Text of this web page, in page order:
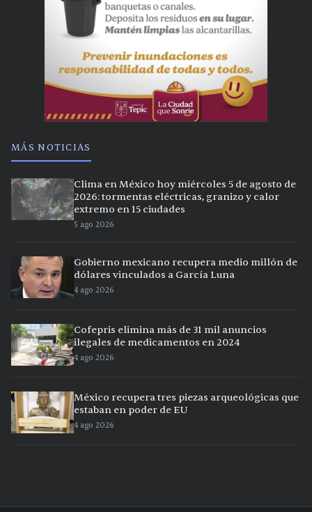
MÁS NOTICIAS
Clima en México hoy miércoles 5 de agosto de
2026: tormentas eléctricas, granizo y calor
extremo en 15 ciudades
5 ago 2026
Gobierno mexicano recupera medio millón de
dólares vinculados a García Luna
4 ago 2026
Cofepris elimina más de 31 mil anuncios
ilegales de medicamentos en 2024
4 ago 2026
México recupera tres piezas arqueológicas que
estaban en poder de EU
4 ago 2026